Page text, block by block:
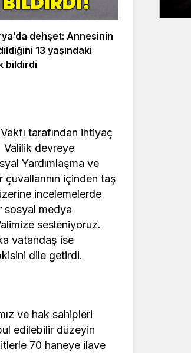
dehşet: Annesinin
13 yaşındaki
bildirdi
tarafından ihtiyaç
Valilik devreye
Yardımlaşma ve
çuvallarının içinden taş
incelemelerde
sosyal medya
sesleniyoruz.
vatandaş ise
dile getirdi.
ve hak sahipleri
edilebilir düzeyin
70 haneye ilave